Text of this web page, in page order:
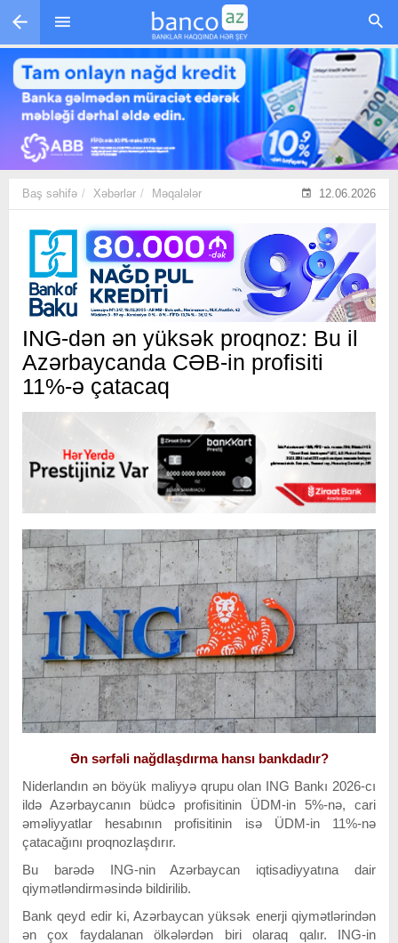
Skip to main content
Baş səhifə Xəbərlər Məqalələr 12.06.2026
ING-dən ən yüksək proqnoz: Bu il
Azərbaycanda CƏB-in profisiti
11%-ə çatacaq
Ən sərfəli nağdlaşdırma hansı bankdadır?
Niderlandın ən böyük maliyyə qrupu olan ING Bankı 2026-cı
ildə Azərbaycanın büdcə profisitinin ÜDM-in 5%-nə, cari
əməliyyatlar hesabının profisitinin isə ÜDM-in 11%-nə
çatacağını proqnozlaşdırır.
Bu barədə ING-nin Azərbaycan iqtisadiyyatına dair
qiymətləndirməsində bildirilib.
Bank qeyd edir ki, Azərbaycan yüksək enerji qiymətlərindən
ən çox faydalanan ölkələrdən biri olaraq qalır. ING-in